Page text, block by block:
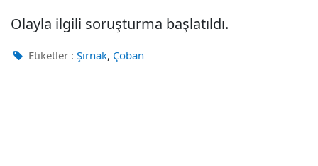
Olayla ilgili soruşturma başlatıldı.
Etiketler : Şırnak, Çoban